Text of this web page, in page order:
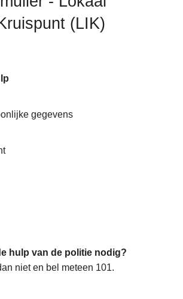
(LIK)
gegevens
hulp van de politie nodig?
niet en bel meteen 101.